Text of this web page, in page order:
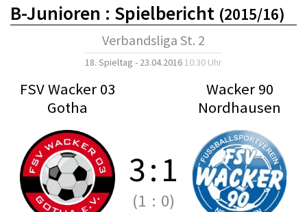
B-Junioren : Spielbericht (2015/16)
Verbandsliga St. 2
18. Spieltag - 23.04.2016 10:30 Uhr
FSV Wacker 03
Gotha
Wacker 90
Nordhausen
3:1
(1 : 0)